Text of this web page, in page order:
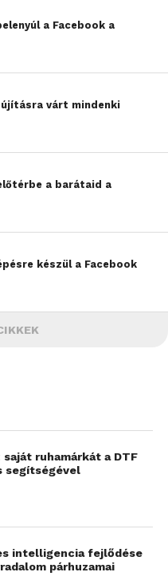
a Facebook a
újításra várt mindenki
a barátaid a
készül a Facebook
ruhamárkát a DTF
segítségével
intelligencia fejlődése
párhuzamai